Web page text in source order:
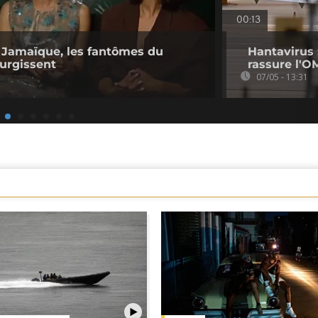
Jamaïque, les fantômes du
00:13
Hantavirus
rassure
07/05 - 13:31